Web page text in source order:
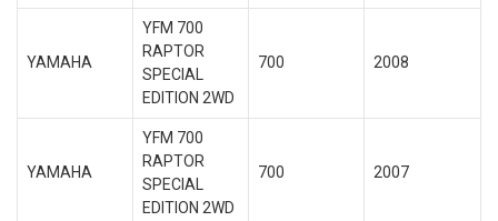
YAMAHA
YFM 700
RAPTOR
SPECIAL
EDITION 2WD
700 2008
YAMAHA
YFM 700
RAPTOR
SPECIAL
EDITION 2WD
700 2007